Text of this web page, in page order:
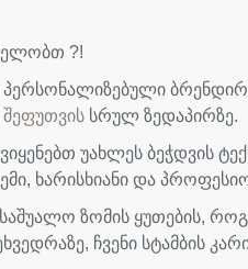
?!
შეფუთვის სრულ ზედაპირზე.
ვიყენებთ უახლეს ბეჭდვის
ხარისხიანი და
ზომის ყუთების,
ჩვენი სტამბის